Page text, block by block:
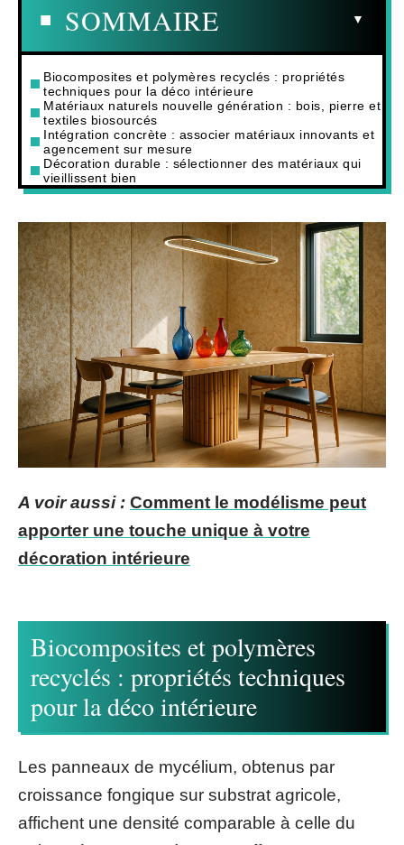
SOMMAIRE
Biocomposites et polymères recyclés : propriétés
techniques pour la déco intérieure
Matériaux naturels nouvelle génération : bois, pierre et
textiles biosourcés
Intégration concrète : associer matériaux innovants et
agencement sur mesure
Décoration durable : sélectionner des matériaux qui
vieillissent bien
A voir aussi : Comment le modélisme peut
apporter une touche unique à votre
décoration intérieure
Biocomposites et polymères
recyclés : propriétés techniques
pour la déco intérieure
Les panneaux de mycélium, obtenus par
croissance fongique sur substrat agricole,
affichent une densité comparable à celle du